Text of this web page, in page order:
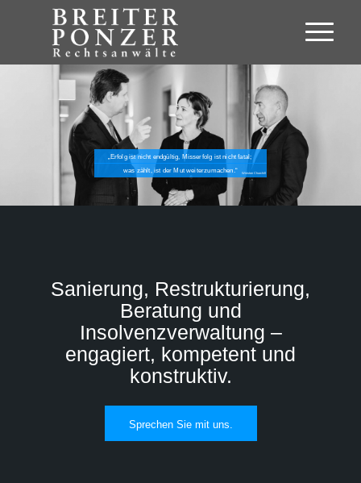
was zählt, ist der Mut weiterzumachen.“ Winston Churchill
„Erfolg ist nicht endgültig, Misserfolg ist nicht fatal;
Sanierung, Restrukturierung,
Beratung und
Insolvenzverwaltung –
engagiert, kompetent und
konstruktiv.
Sprechen Sie mit uns.